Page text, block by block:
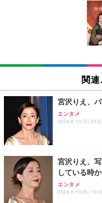
[EdoErgo] オ
い 跳ね上げ式
キング pc 事
ン樹脂ベース
(黒網+黒枠+黒
SIHOO B100
ュチェア 人間
￥27,999
Sezlife オフィ
ョン PCチェ
務用 おしゃれ
Sezlife オフィ
ワーク チェア
能 人間工学 椅
EIZO ビジネ
EV3240X-WT
EIZO ビジネス
【純正品】27"
【整備済み品
ー フルHD（
ort/VGA スピ
Amazonベー
回使い捨て 無
Amazonベーシ
x2袋(84枚) ホ
￥3,234
ネオ・ルーラ
Smart Basic(
限定】 Smart
超厚型 お徳用
関連
宮沢りえ、
エンタメ
2024.6.10(月)
宮沢りえ、
している時
エンタメ
2024.6.10(月)